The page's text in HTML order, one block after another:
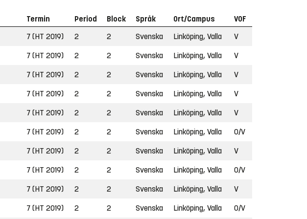
Termin Period Block Språk Ort/Campus
VOF
7 (HT 2019) 2 2 Svenska Linköping, Valla V
7 (HT 2019) 2 2 Svenska Linköping, Valla V
7 (HT 2019) 2 2 Svenska Linköping, Valla V
7 (HT 2019) 2 2 Svenska Linköping, Valla V
7 (HT 2019) 2 2 Svenska Linköping, Valla V
7 (HT 2019) 2 2 Svenska Linköping, Valla O/V
7 (HT 2019) 2 2 Svenska Linköping, Valla V
7 (HT 2019) 2 2 Svenska Linköping, Valla O/V
7 (HT 2019) 2 2 Svenska Linköping, Valla V
7 (HT 2019) 2 2 Svenska Linköping, Valla O/V